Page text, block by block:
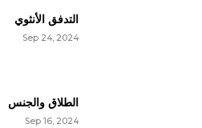
التدفق الأنثوي
Sep 24, 2024
الطلاق والجنس
Sep 16, 2024